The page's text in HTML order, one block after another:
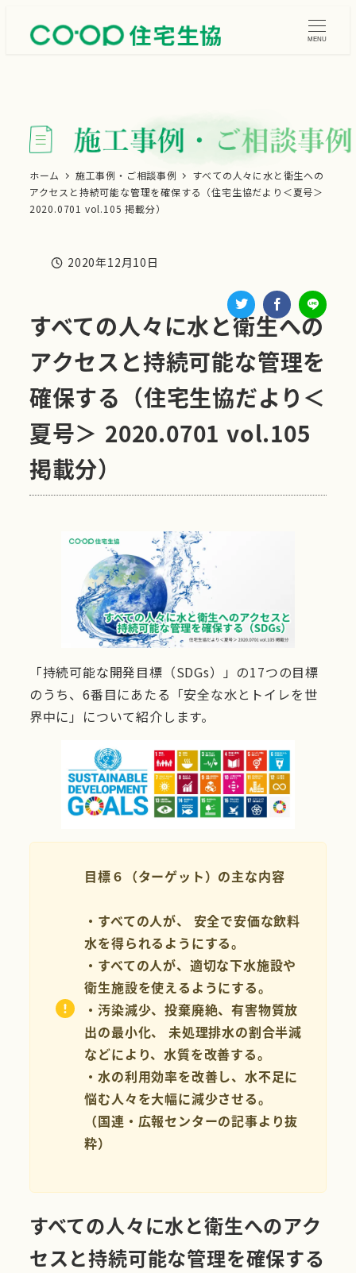
MENU
ホーム 施工事例・ご相談事例
すべての人々に水と衛生への
アクセスと持続可能な管理を確保する（住宅生協だより＜夏号＞
2020.0701 vol.105 掲載分）
投稿日
2020年12月10日
すべての人々に水と衛生への
アクセスと持続可能な管理を
確保する（住宅生協だより＜
夏号＞ 2020.0701 vol.105
掲載分）
「持続可能な開発目標（SDGs）」の17つの目標
のうち、6番目にあたる「安全な水とトイレを世
界中に」について紹介します。
目標６（ターゲット）の主な内容
・すべての人が、 安全で安価な飲料
水を得られるようにする。
・すべての人が、適切な下水施設や
衛生施設を使えるようにする。
・汚染減少、投棄廃絶、有害物質放
出の最小化、 未処理排水の割合半減
などにより、水質を改善する。
・水の利用効率を改善し、水不足に
悩む人々を大幅に減少させる。
（国連・広報センターの記事より抜
粋）
すべての人々に水と衛生へのアク
セスと持続可能な管理を確保する